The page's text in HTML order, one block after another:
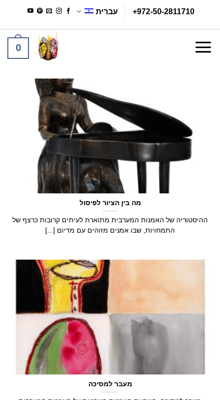
content
+972-50-2811710 עברית
0
מה בין הציור לפיסול
ההיסטוריה של האמנות המערבית מתוארת לעיתים קרובות כרצף של
התמחויות, שבו אמנים מזוהים עם מדיום [...]
מעבר למסיכה